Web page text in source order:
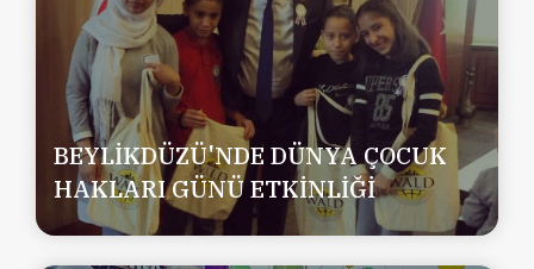
BEYLİKDÜZÜ'NDE DÜNYA ÇOCUK
HAKLARI GÜNÜ ETKİNLİĞİ